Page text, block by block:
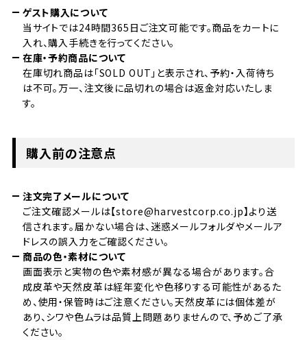
ゲスト購入について
当サイトでは24時間365日ご注文可能です。商品をカートに
入れ、購入手続きを行ってください。
在庫・予約商品について
在庫切れ商品は「SOLD OUT」と表示され、予約・入荷待ち
は不可。万一、注文後に品切れの場合は返金対応いたしま
す。
購入前の注意点
注文完了メールについて
ご注文確認メールは【store@harvestcorp.co.jp】より送
信されます。届かない場合は、迷惑メールフォルダやメールア
ドレスの誤入力をご確認ください。
商品の色・素材について
画面表示と実物の色や素材感が異なる場合があります。合
成皮革や天然皮革は経年変化や色移りする可能性があるた
め、使用・保管時はご注意ください。天然皮革には個体差が
あり、シワや色ムラは品質上問題ありませんので、予めご了承
ください。